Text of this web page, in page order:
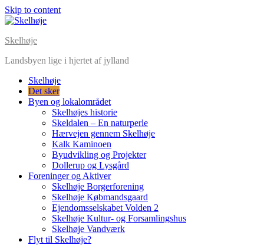
Skip to content
Skelhøje
Landsbyen lige i hjertet af jylland
Skelhøje
Det sker
Byen og lokalområdet
Skelhøjes historie
Skeldalen – En naturperle
Hærvejen gennem Skelhøje
Kalk Kaminoen
Byudvikling og Projekter
Dollerup og Lysgård
Foreninger og Aktiver
Skelhøje Borgerforening
Skelhøje Købmandsgaard
Ejendomsselskabet Volden 2
Skelhøje Kultur- og Forsamlingshus
Skelhøje Vandværk
Flyt til Skelhøje?